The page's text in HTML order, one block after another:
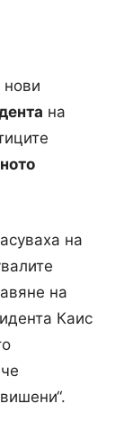
нови
на
на
на
Каис